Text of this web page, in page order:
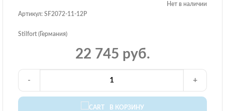
Нет в наличии
Артикул: SF2072-11-12P
Stilfort (Германия)
22 745 руб.
В КОРЗИНУ
- +